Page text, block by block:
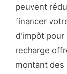
peuvent
financer
d'impôt pour
recharge
montant des